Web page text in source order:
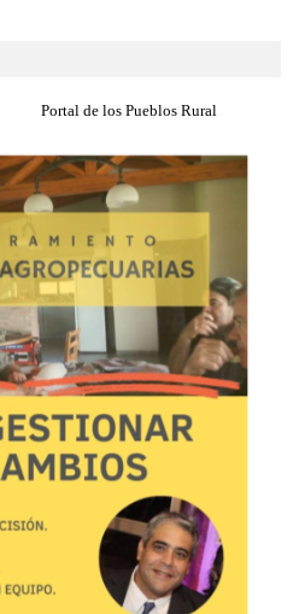
Portal de los Pueblos Rural